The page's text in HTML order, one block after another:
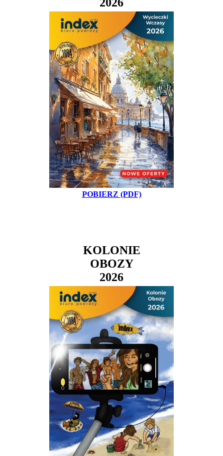
POBIERZ (PDF)
KOLONIE
OBOZY
2026